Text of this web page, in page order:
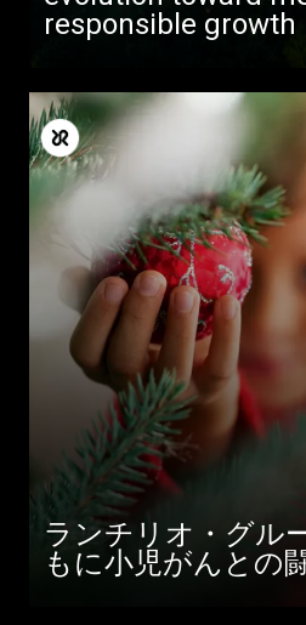
responsible growth
ランチリオ・グル
もに小児がんとの
すべて
製品情報
ニュース
ダウンロード
もっと見る